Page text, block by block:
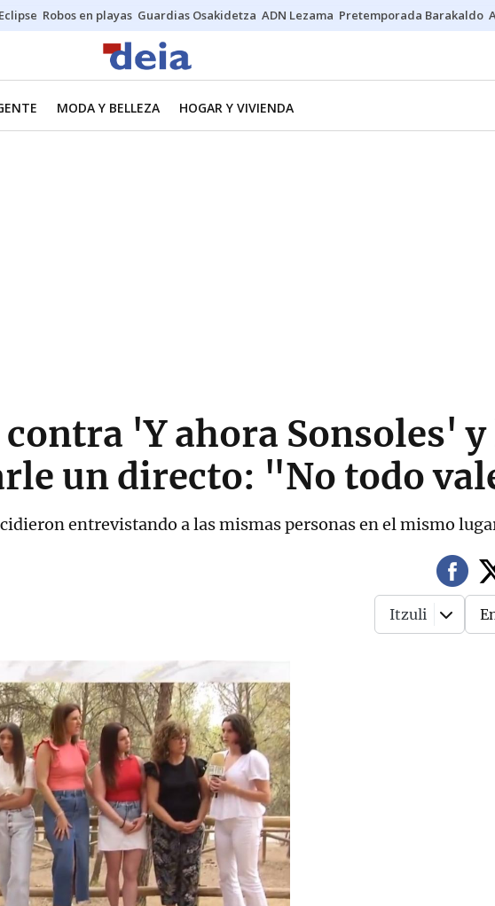
Eclipse Robos en playas Guardias Osakidetza ADN Lezama Pretemporada Barakaldo
MODA Y BELLEZA HOGAR Y VIVIENDA
'Y ahora Sonsoles' y
un directo: "No todo
entrevistando a las mismas personas en el mismo
Itzuli